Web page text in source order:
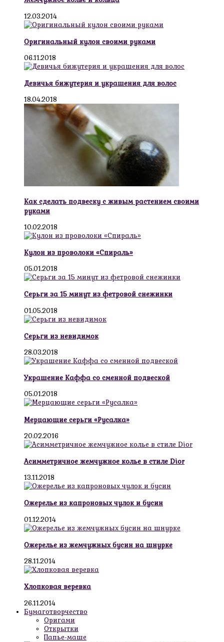
12.03.2014
Оригинальный кулон своими руками
06.11.2018
Девичья бижутерия и украшения для волос
18.04.2018
Как сделать подвеску с живым растением своими
руками
10.02.2018
Кулон из проволоки «Спираль»
05.01.2018
Серьги за 15 минут из фетровой снежинки
01.05.2018
Серьги из невидимок
28.03.2018
Украшение Каффа со сменной подвеской
05.01.2018
Мерцающие серьги «Русалка»
20.02.2016
Асимметричное жемчужное колье в стиле Dior
13.11.2018
Ожерелье из капроновых чулок и бусин
01.12.2014
Ожерелье из жемчужных бусин на шнурке
28.11.2014
Хлопковая веревка
26.11.2014
Бумаготворчество
Оригами
Открытки
Папье-маше